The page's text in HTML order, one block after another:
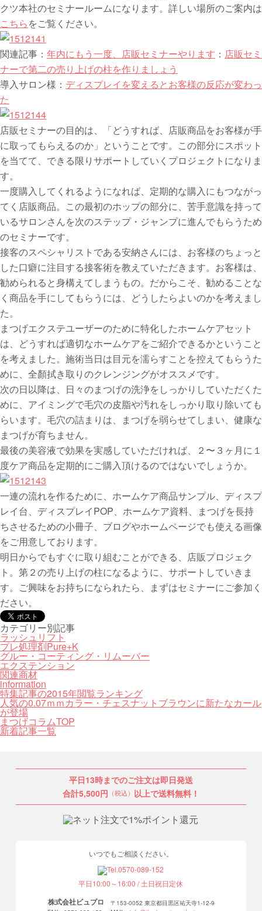
クツ本社のセミナールームになります。詳しい場所のご案内は
こちらをご覧ください。
関連記事： 年内にもう一度、店販セミナーやります ： 店販セミ
ナーで第二の売り上げの柱を作りましょう
導入サロン様： ディスプレイを変えるとお客様の反応が変わっ
た
店販セミナーの目的は、「どうすれば、店販商品をお客様が手
に取ってもらえるのか」ということです。この部分にスポット
を当てて、できる限りサポートしていくプロジェクトになりま
す。
一度購入してくれるようになれば、定期的な購入にもつながっ
てく店販商品。この最初のホップの部分に、苦手意識を持って
いるサロンさんを次のステップ・ジャンプに進んでもらうため
のセミナーです。
接客のスペシャリストである安納さんには、お客様のちょっと
した口癖に注目する接客術を教えていただきます。お客様は、
勧められると身構えてしまうもの。だからこそ、勧めることな
く商品を手にしてもらうには、どうしたらよいのかを考えまし
た。
まつげエクステユーザーのために特化したホームケアセット
は、どうすれば適切なホームケアをご紹介できるかということ
を考えました。施術当日は目元を濡らすことを控えてもらうた
めに、全顏拭き取りのクレンジングがオススメです。
次の日以降は、日々のまつげの洗浄をしっかりしていただくた
めに、アイミングで毛穴の皮脂や汚れをしっかり取り除いても
らいます。毛穴の詰まりは、まつげを弱らせてしまい、健康な
まつげが育ちません。
最後の美容液で効果を実感していただければ、２〜３ヶ月に１
度ケア商品を定期的にご購入頂けるのではないでしょうか。
一連の流れを作るために、ホームケア商品サンプル、ディスプ
レイ台、ディスプレイPOP、ホームケア資料、まつげを長持
ちさせるための小冊子、ブログやホームページでも使える画像
をご用意しております。
明日からでもすぐに取り組むことができる、店販プロジェク
ト。第２の売り上げの柱になるように、サポートしていきま
す。ご興味をお持ちになられたら、まずはセミナーにご参加く
ださい。
カテゴリー別記事
ラッシュリフト
プレ処理剤Pure+K
グルー・コーティング・リムーバー
エクステンション
関連商材
information
特集記事の2015年閲覧ランキング
人気の0.07ｍｍカラー・チェスナットブラウンに新たなカール
が登場
まつげコラムTOP
新着記事一覧
平日13時までのご注文は即日発送
合計5,500円 （税込） 以上で送料無料！
いつでもご相談ください。
平日10:00～16:00 / 土日祝日定休
株式会社ビュプロ
〒153-0052 東京都目黒区祐天寺1-12-9